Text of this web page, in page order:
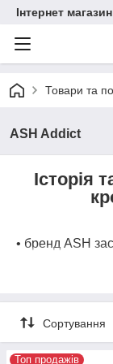
Інтернет
Товари та
ASH Addict
Історія
• бренд ASH
Леонелло
• кросівки
моделей
Сортування
Топ продажів